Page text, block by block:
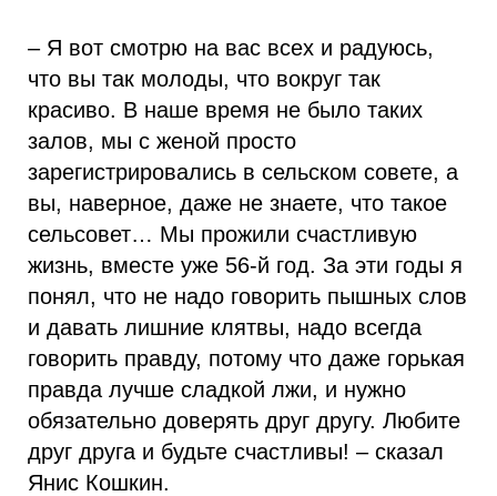
– Я вот смотрю на вас всех и радуюсь,
что вы так молоды, что вокруг так
красиво. В наше время не было таких
залов, мы с женой просто
зарегистрировались в сельском совете, а
вы, наверное, даже не знаете, что такое
сельсовет… Мы прожили счастливую
жизнь, вместе уже 56-й год. За эти годы я
понял, что не надо говорить пышных слов
и давать лишние клятвы, надо всегда
говорить правду, потому что даже горькая
правда лучше сладкой лжи, и нужно
обязательно доверять друг другу. Любите
друг друга и будьте счастливы! – сказал
Янис Кошкин.